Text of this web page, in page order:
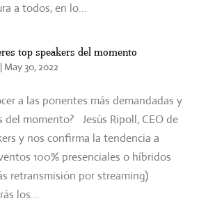
a todos, en lo...
top speakers del momento
| May 30, 2022
a las ponentes más demandadas y
del momento? Jesús Ripoll, CEO de
y nos confirma la tendencia a
100% presenciales o híbridos
retransmisión por streaming)
los...